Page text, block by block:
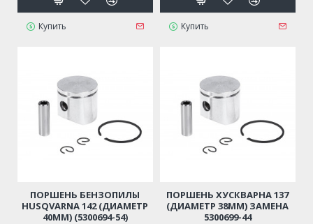
Купить Купить
ПОРШЕНЬ БЕНЗОПИЛЫ
HUSQVARNA 142 (ДИАМЕТР
40ММ) (5300694-54)
ПОРШЕНЬ ХУСКВАРНА 137
(ДИАМЕТР 38ММ) ЗАМЕНА
5300699-44